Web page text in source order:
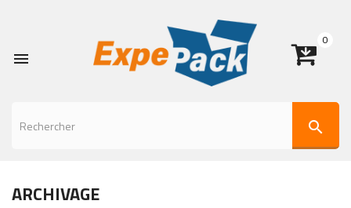

0
search
ARCHIVAGE